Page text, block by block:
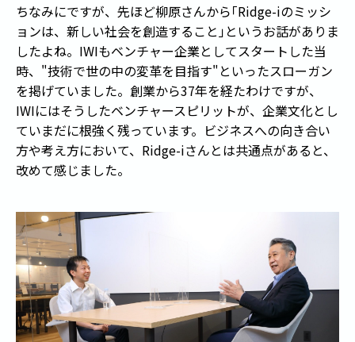
ちなみにですが、先ほど柳原さんから「Ridge-iのミッシ
ョンは、新しい社会を創造すること 」というお話がありま
したよね。IWIもベンチャー企業としてスタートした当
時、"技術で世の中の変革を目指す"といったスローガン
を掲げていました。創業から37年を経たわけですが、
IWIにはそうしたベンチャースピリットが、企業文化とし
ていまだに根強く残っています。ビジネスへの向き合い
方や考え方において、Ridge-iさんとは共通点があると、
改めて感じました。